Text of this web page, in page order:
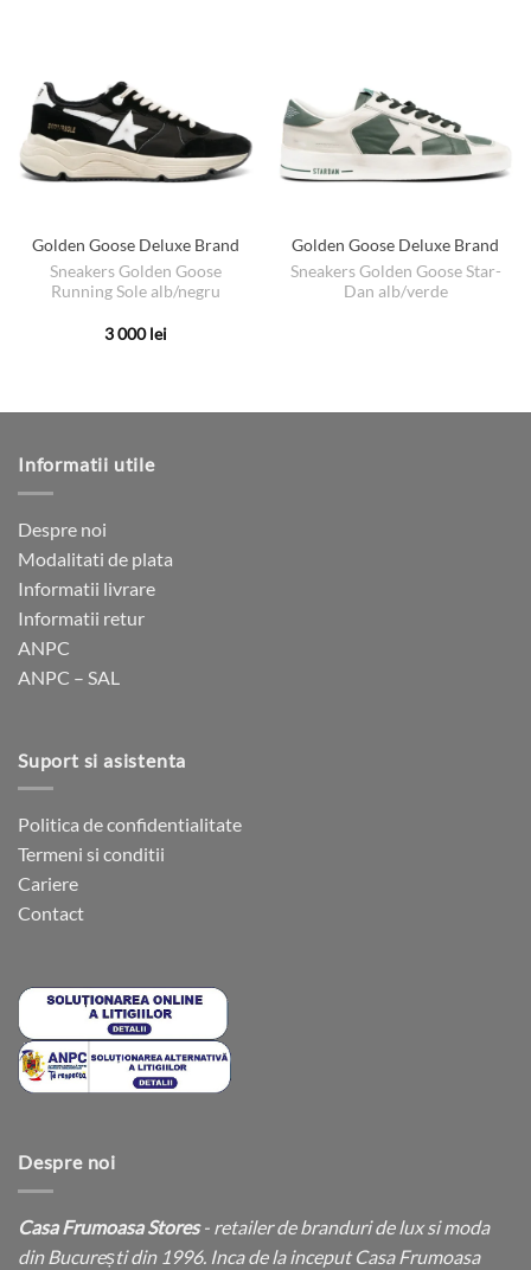
Golden Goose Deluxe Brand
Sneakers Golden Goose
Running Sole alb/negru
3 000lei
variații.
fi
alese
în
pagina
Golden Goose Deluxe Brand
Sneakers Golden Goose Star-
Dan alb/verde
Informatii utile
Despre noi
Modalitati de plata
Informatii livrare
Informatii retur
ANPC
ANPC – SAL
Suport si asistenta
Politica de confidentialitate
Termeni si conditii
Cariere
Contact
Despre noi
Casa Frumoasa Stores- retailer de branduri de lux si moda
din București din 1996. Inca de la inceput Casa Frumoasa